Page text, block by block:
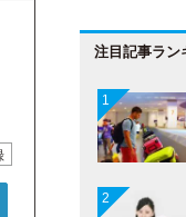
注目記事
1
2